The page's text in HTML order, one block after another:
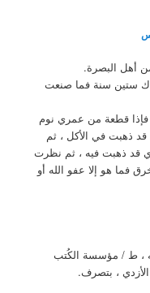
أهل البصرة.
ستين سنة فما صنعت
فإذا قطعة من عمري نوم
ذهبت في الأكل ، ثم
ذهبت فيه ، ثم نظرت
فما هو إلا عفو الله أو
، ط / مؤسسة الكُتب